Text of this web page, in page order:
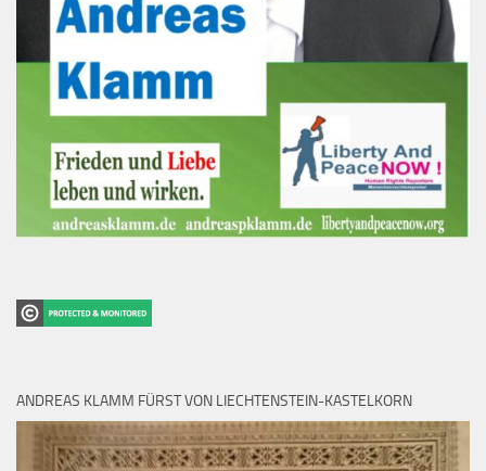
ANDREAS KLAMM FÜRST VON LIECHTENSTEIN-KASTELKORN